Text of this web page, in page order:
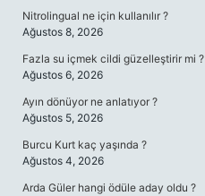
Nitrolingual ne için kullanılır ?
Ağustos 8, 2026
Fazla su içmek cildi güzelleştirir mi ?
Ağustos 6, 2026
Ayın dönüyor ne anlatıyor ?
Ağustos 5, 2026
Burcu Kurt kaç yaşında ?
Ağustos 4, 2026
Arda Güler hangi ödüle aday oldu ?